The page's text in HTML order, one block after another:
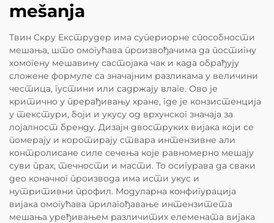
mešanja
Твин Скру Екструдер има супериорне способности
мешања, што омогућава произвођачима да постигну
хомогену мешавину састојака чак и када обрађују
сложене формуле са значајним разликама у величини
честица, густини или садржају влаге. Ово је
критично у прерађивању хране, где је конзистенција
у текстури, боји и укусу од врхунског значаја за
лојалност бренду. Дизајн двоструких вијака који се
померају и коротирају ствара интензивне али
контролисане силе сечења које равномерно мешају
суви прах, течности и масти. То осигурава да сваки
део коначног производа има исти укус и
нутритивни профил. Модуларна конфигурација
вијака омогућава прилагођавање интензитета
мешања уређивањем различитих елемената вијака